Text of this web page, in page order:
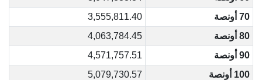
70 أونصة
3,555,811.40
80 أونصة
4,063,784.45
90 أونصة
4,571,757.51
100 أونصة
5,079,730.57